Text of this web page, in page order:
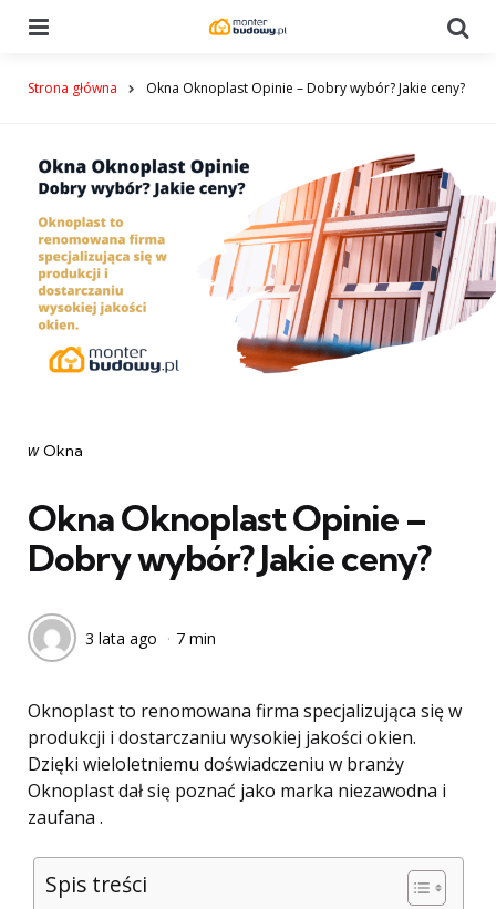
Strona główna Okna Oknoplast Opinie – Dobry wybór? Jakie ceny?
Categories
post
w Okna
Okna Oknoplast Opinie –
Dobry wybór? Jakie ceny?
3 lata ago 7 min
Oknoplast to renomowana firma specjalizująca się w
produkcji i dostarczaniu wysokiej jakości okien.
Dzięki wieloletniemu doświadczeniu w branży
Oknoplast dał się poznać jako marka niezawodna i
zaufana .
Spis treści